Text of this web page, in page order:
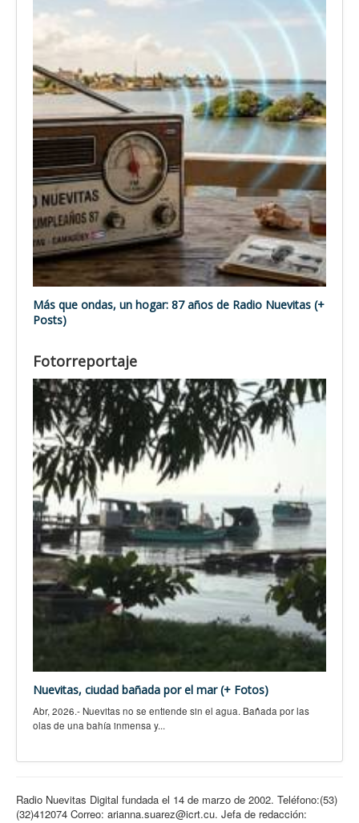
Más que ondas, un hogar: 87 años de Radio Nuevitas (+
Posts)
Fotorreportaje
Nuevitas, ciudad bañada por el mar (+ Fotos)
Abr, 2026.- Nuevitas no se entiende sin el agua. Bañada por las
olas de una bahía inmensa y...
Radio Nuevitas Digital fundada el 14 de marzo de 2002. Teléfono:(53)
(32)412074 Correo: arianna.suarez@icrt.cu. Jefa de redacción: